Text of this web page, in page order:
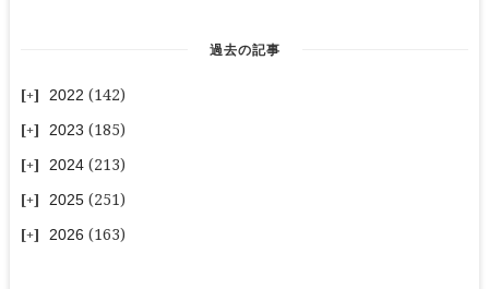
過去の記事
2022 (142)
2023 (185)
2024 (213)
2025 (251)
2026 (163)